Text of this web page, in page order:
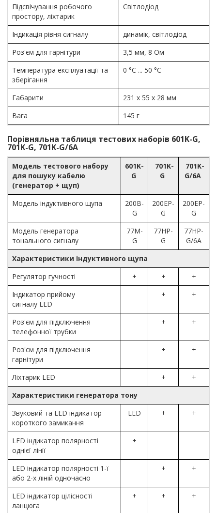
Підсвічування робочого
простору, ліхтарик
Світлодіод
Індикація рівня сигналу
динамік, світлодіод
Роз'єм для гарнітури
3,5 мм, 8 Ом
Температура експлуатації та
зберігання
0 °C ... 50 °C
Габарити
231 х 55 х 28 мм
Вага
145 г
Порівняльна таблиця тестових наборів 601K-G,
701K-G, 701K-G/6A
Модель тестового набору
для пошуку кабелю
(генератор + щуп)
601K-
G
701K-
G
701K-
G/6A
Модель індуктивного щупа
200B-
G
200EP-
G
200EP-
G
Модель генератора
тонального сигналу
77M-
G
77HP-
G
77HP-
G/6A
Характеристики індуктивного щупа
Регулятор гучності
+ +
+
Індикатор прийому
сигналу LED
+ +
Роз'єм для підключення
телефонної трубки
+ +
Роз'єм для підключення
гарнітури
+ +
Ліхтарик LED +
+
Характеристики генератора тону
Звуковий та LED індикатор
короткого замикання
LED + +
LED індикатор полярності
однієї лінії
+
LED індикатор полярності 1-ї
або 2-х ліній одночасно
+ +
LED індикатор цілісності
ланцюга
+ + +